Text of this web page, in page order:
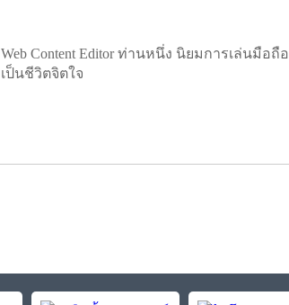
Web Content Editor ท่านหนึ่ง นิยมการเล่นมือถือ
เป็นชีวิตจิตใจ